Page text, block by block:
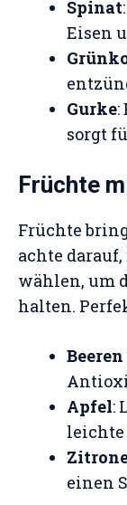
Spinat
Eisen
Gurke:
sorgt
Früchte
Früchte
achte
wählen, um
halten.
Apfel:
leichte
einen